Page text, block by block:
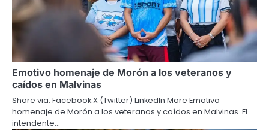
Emotivo homenaje de Morón a los veteranos y
caídos en Malvinas
Share via: Facebook X (Twitter) LinkedIn More Emotivo
homenaje de Morón a los veteranos y caídos en Malvinas. El
intendente…